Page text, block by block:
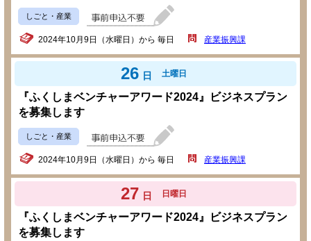
しごと・産業
2024年10月9日（水曜日）から 毎日 産業振興課
26 日 土曜日
『ふくしまベンチャーアワード2024』ビジネスプラン
を募集します
しごと・産業
2024年10月9日（水曜日）から 毎日 産業振興課
27 日 日曜日
『ふくしまベンチャーアワード2024』ビジネスプラン
を募集します